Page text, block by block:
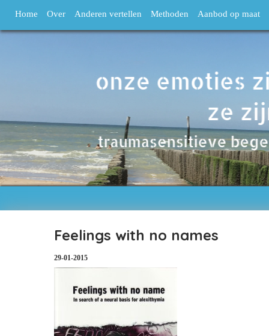
Home Over Anderen vertellen Methoden Aanbod op maat
Feelings with no names
29-01-2015